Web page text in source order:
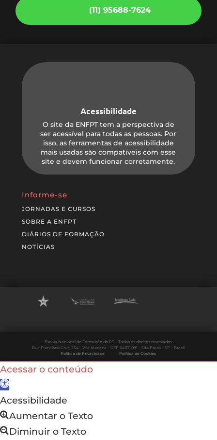
(11) 95688-7624
Acessibilidade
O site da ENFPT tem a perspectiva de
ser acessível para todas as pessoas. Por
isso, as ferramentas de acessibilidade
mais usadas são compatíveis com esse
site e devem funcionar corretamente.
Informe-se
JORNADAS E CURSOS
SOBRE A ENFPT
DIÁRIOS DE FORMAÇÃO
NOTÍCIAS
Escola Nacional de Formação do PT – Todos os direitos reservados
Rua Francisco Cruz, 234 – Vila Mariana – CEP 04117-091 – São Paulo – SP – Brasil
Política de Privacidade
Política de Cookies
Acessar o conteúdo
Abrir a barra de ferramentas
Acessibilidade
Aumentar o Texto
Diminuir o Texto